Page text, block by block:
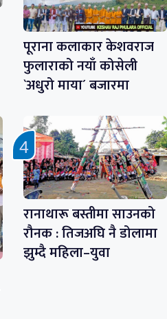
पूराना कलाकार केशवराज
फुलाराको नयाँ कोसेली
`अधुरो माया´ बजारमा
रानाथारू बस्तीमा साउनको
रौनक : तिजअघि नै डोलामा
झुम्दै महिला–युवा